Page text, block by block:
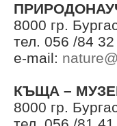
8000 гр.
тел. 056 /84
e-mail:
КЪЩА –
8000 гр.